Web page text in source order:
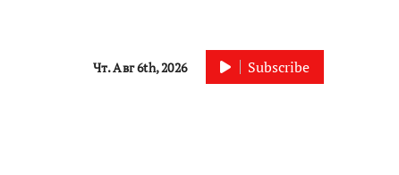
Чт. Авг 6th, 2026 Subscribe